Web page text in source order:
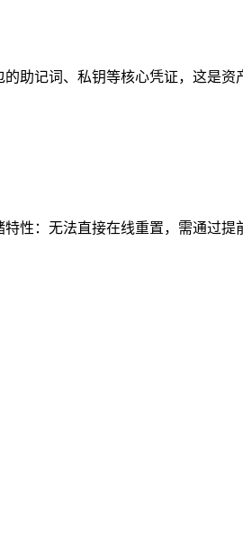
助记词、私钥等核心凭证，这是
性：无法直接在线重置，需通过